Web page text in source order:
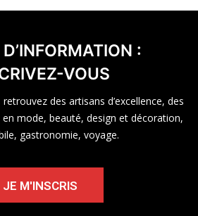
:
VOUS
des artisans d’excellence, des
en mode, beauté, design et décoration,
gastronomie, voyage.
JE M'INSCRIS